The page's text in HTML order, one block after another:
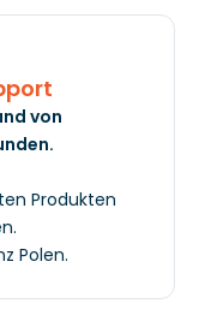
von
Produkten
Polen.